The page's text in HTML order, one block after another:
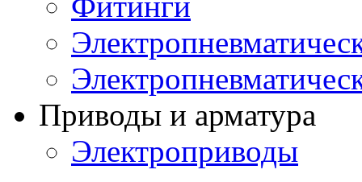
Приводы и арматура
Электроприводы